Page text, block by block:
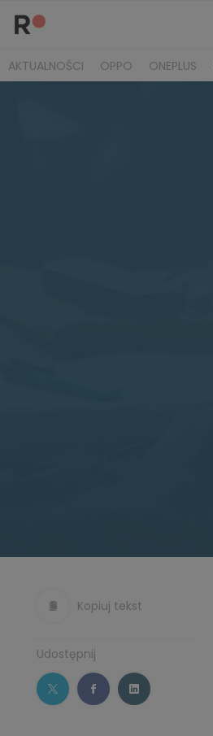
AKTUALNOŚCI OPPO ONEPLUS
Kopiuj tekst
Udostępnij